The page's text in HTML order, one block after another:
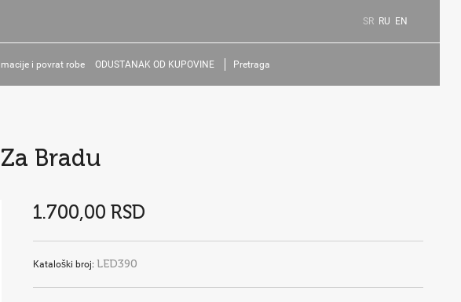
SR RU EN
i povrat robe ODUSTANAK OD KUPOVINE Pretraga
Bradu
1.700,00 RSD
Kataloški broj: LED390